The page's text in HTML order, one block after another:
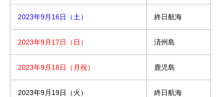
2023年9月16日（土） 終日航海
2023年9月17日（日） 済州島
2023年9月18日（月祝） 鹿児島
2023年9月19日（火） 終日航海